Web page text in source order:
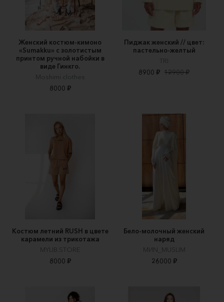
Женский костюм-кимоно
«Sumakku» с золотистым
принтом ручной набойки в
виде Гинкго.
Moshimi clothes
8000 ₽
Пиджак женский // цвет:
пастельно-желтый
TRI
8900 ₽ 12900 ₽
Костюм летний RUSH в цвете
карамели из трикотажа
MYLIB.STORE
8000 ₽
Бело-молочный женский
наряд
МИN_MUSLIM
26000 ₽